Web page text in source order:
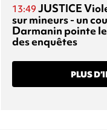
13:49 JUSTICE
sur mineurs - un
Darmanin pointe
des enquêtes
PLUS